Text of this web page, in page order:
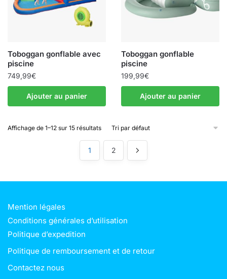
être
page
du
produit
Toboggan gonflable avec
piscine
749,99€
Ajouter au panier
Toboggan gonflable
piscine
199,99€
Ajouter au panier
Affichage de 1–12 sur 15 résultats
1 2
Mention légales
Conditions générales d’utilisation
Politique d’expedition
Politique de remboursement et de retour
Contactez nous